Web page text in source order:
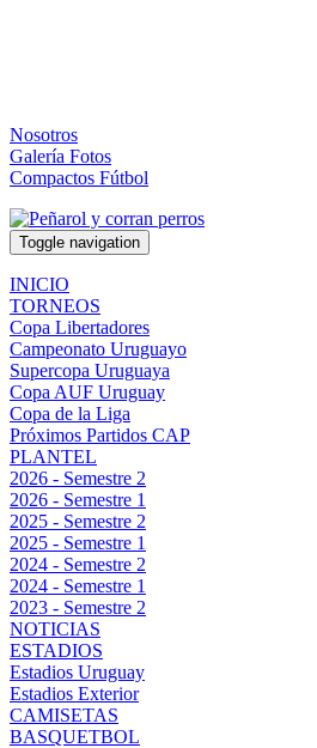
Nosotros
Galería Fotos
Compactos Fútbol
Toggle navigation
INICIO
TORNEOS
Copa Libertadores
Campeonato Uruguayo
Supercopa Uruguaya
Copa AUF Uruguay
Copa de la Liga
Próximos Partidos CAP
PLANTEL
2026 - Semestre 2
2026 - Semestre 1
2025 - Semestre 2
2025 - Semestre 1
2024 - Semestre 2
2024 - Semestre 1
2023 - Semestre 2
NOTICIAS
ESTADIOS
Estadios Uruguay
Estadios Exterior
CAMISETAS
BASQUETBOL